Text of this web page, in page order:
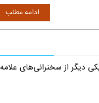
ادامه مطلب
دیگر از سخنرانی‌های علامه